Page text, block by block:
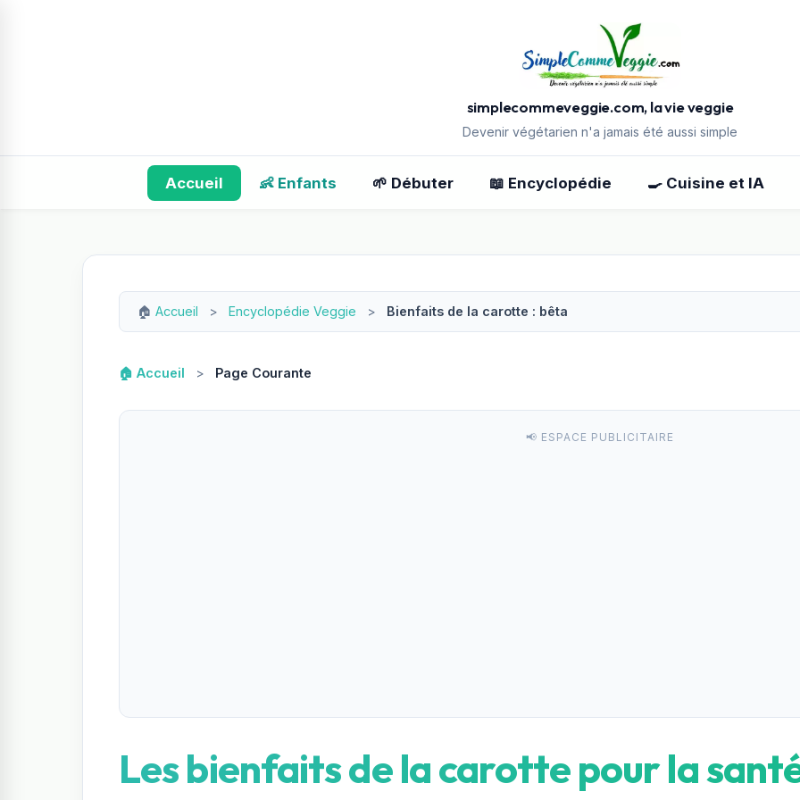
simplecommeveggie.com, la vie veggie
Devenir végétarien n'a jamais été aussi simple
Accueil 👶 Enfants 🌱 Débuter 📖 Encyclopédie 🍳 Cuisine et IA
🏠 Accueil > Encyclopédie Veggie > Bienfaits de la carotte : bêta
🏠 Accueil > Page Courante
📢 ESPACE PUBLICITAIRE
Les bienfaits de la carotte pour la